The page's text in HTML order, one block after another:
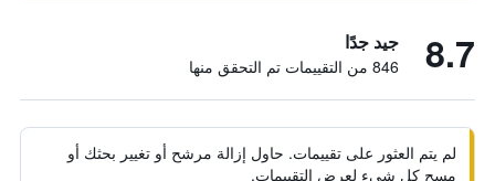
8.7 جيد جدًا
846 من التقييمات تم التحقق منها
لم يتم العثور على تقييمات. حاول إزالة مرشح أو تغيير بحثك أو
مسح كل شيء لعرض التقييمات.